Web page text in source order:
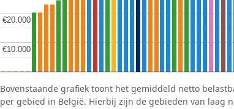
€10.000
€10.000
€20.000
€20.000
Bovenstaande grafiek toont het gemiddeld netto
per gebied in België. Hierbij zijn de gebieden van laag